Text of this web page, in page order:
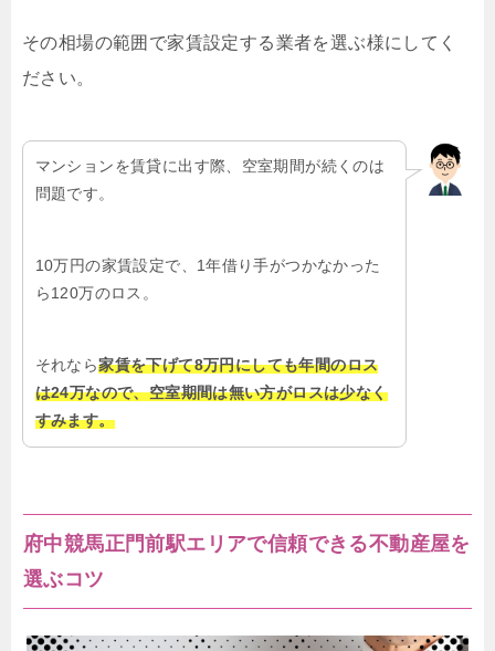
その相場の範囲で家賃設定する業者を選ぶ様にしてく
ださい。
マンションを賃貸に出す際、空室期間が続くのは
問題です。
10万円の家賃設定で、1年借り手がつかなかった
ら120万のロス。
それなら家賃を下げて8万円にしても年間のロス
は24万なので、空室期間は無い方がロスは少なく
すみます。
府中競馬正門前駅エリアで信頼できる不動産屋を
選ぶコツ